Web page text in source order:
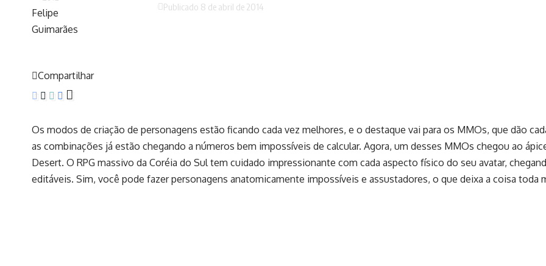
Publicado 8 de abril de 2014
Compartilhar
Os modos de criação de personagens estão ficando cada vez melhores, e o destaque vai para os MMOs, que dão
as combinações já estão chegando a números bem impossíveis de calcular. Agora, um desses MMOs chegou ao
Desert. O RPG massivo da Coréia do Sul tem cuidado impressionante com cada aspecto físico do seu avatar,
editáveis. Sim, você pode fazer personagens anatomicamente impossíveis e assustadores, o que deixa a coisa toda